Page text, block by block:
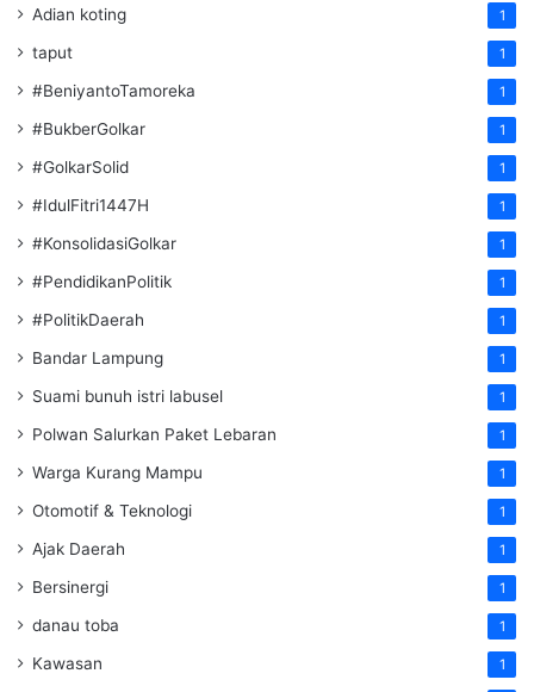
Adian koting 1
taput 1
#BeniyantoTamoreka 1
#BukberGolkar 1
#GolkarSolid 1
#IdulFitri1447H 1
#KonsolidasiGolkar 1
#PendidikanPolitik 1
#PolitikDaerah 1
Bandar Lampung 1
Suami bunuh istri labusel 1
Polwan Salurkan Paket Lebaran 1
Warga Kurang Mampu 1
Otomotif & Teknologi 1
Ajak Daerah 1
Bersinergi 1
danau toba 1
Kawasan 1